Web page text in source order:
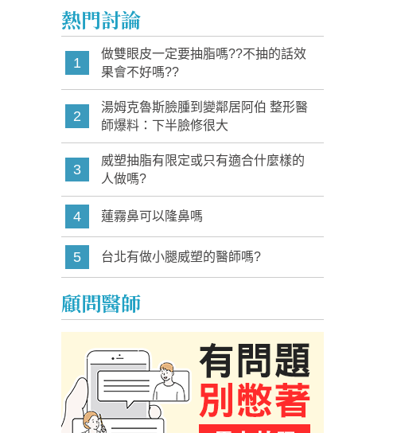
熱門討論
1
做雙眼皮一定要抽脂嗎??不抽的話效
果會不好嗎??
2
湯姆克魯斯臉腫到變鄰居阿伯 整形醫
師爆料：下半臉修很大
3
威塑抽脂有限定或只有適合什麼樣的
人做嗎?
4 蓮霧鼻可以隆鼻嗎
5 台北有做小腿威塑的醫師嗎?
顧問醫師